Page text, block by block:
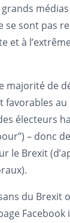
se sont pas
et à
majorité de
favorables
électeurs
– donc
le Brexit
du Brexit
Facebook